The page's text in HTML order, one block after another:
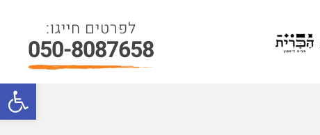
פתח
050-8087658